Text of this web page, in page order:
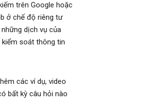
trên Google hoặc
ở chế độ riêng tư
dịch vụ của
soát thông tin
các ví dụ, video
bất kỳ câu hỏi nào